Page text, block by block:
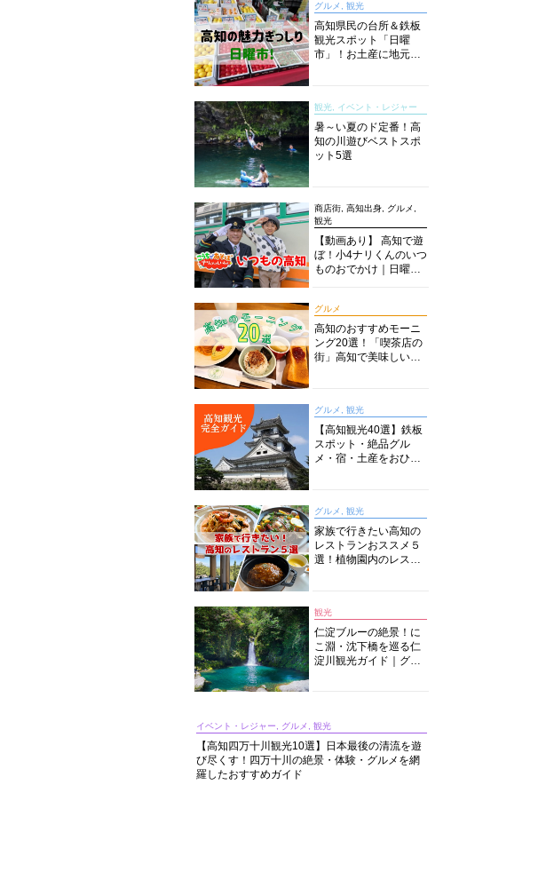
グルメ, 観光
高知県民の台所＆鉄板
観光スポット「日曜
市」！お土産に地元野
説！
観光, イベント・レジャー
暑～い夏のド定番！高
知の川遊びベストスポ
ット5選
商店街, 高知出身, グルメ,
観光
【動画あり】 高知で遊
ぼ！小4ナリくんのいつ
ものおでかけ｜日曜市
グルメ
高知のおすすめモーニ
ング20選！「喫茶店の
街」高知で美味しい喫
グルメ, 観光
【高知観光40選】鉄板
スポット・絶品グル
メ・宿・土産をおひと
グルメ, 観光
家族で行きたい高知の
レストランおススメ５
選！植物園内のレスト
観光
仁淀ブルーの絶景！に
こ淵・沈下橋を巡る仁
淀川観光ガイド｜グル
イベント・レジャー, グルメ, 観光
【高知四万十川観光10選】日本最後の清流を遊
び尽くす！四万十川の絶景・体験・グルメを網
羅したおすすめガイド